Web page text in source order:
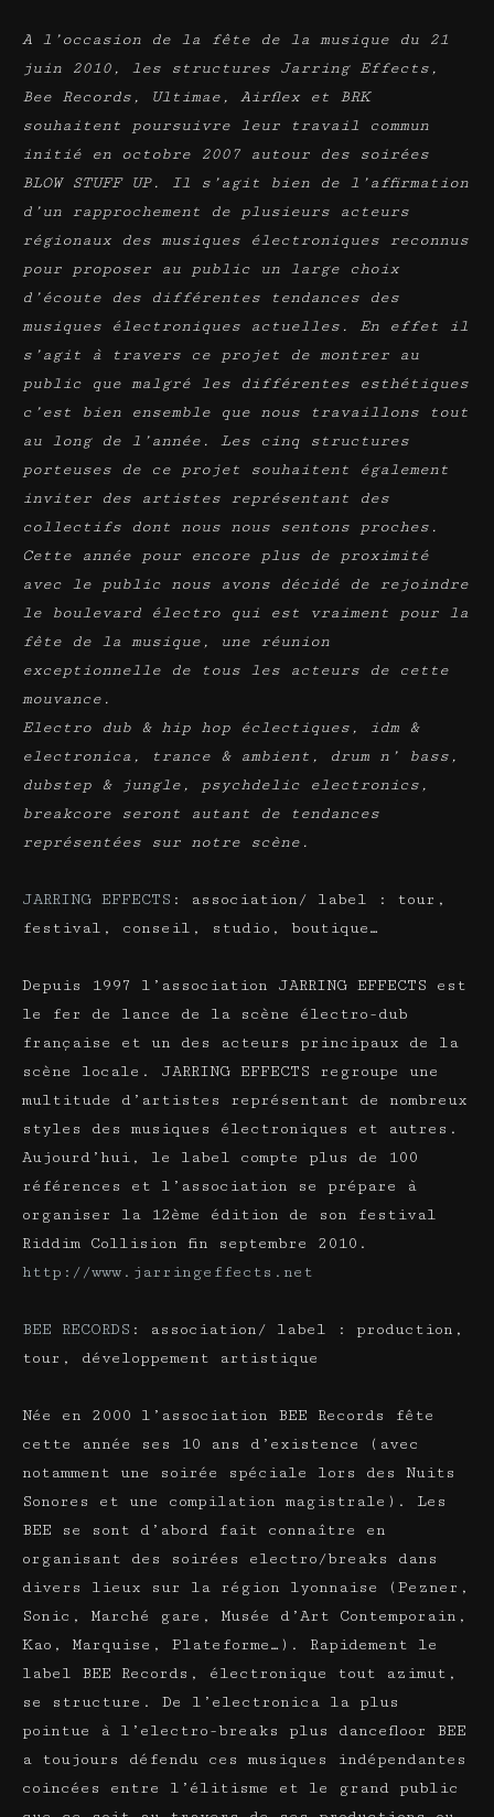
A l’occasion de la fête de la musique du 21
juin 2010, les structures Jarring Effects,
Bee Records, Ultimae, Airflex et BRK
souhaitent poursuivre leur travail commun
initié en octobre 2007 autour des soirées
BLOW STUFF UP. Il s’agit bien de l’affirmation
d’un rapprochement de plusieurs acteurs
régionaux des musiques électroniques reconnus
pour proposer au public un large choix
d’écoute des différentes tendances des
musiques électroniques actuelles. En effet il
s’agit à travers ce projet de montrer au
public que malgré les différentes esthétiques
c’est bien ensemble que nous travaillons tout
au long de l’année. Les cinq structures
porteuses de ce projet souhaitent également
inviter des artistes représentant des
collectifs dont nous nous sentons proches.
Cette année pour encore plus de proximité
avec le public nous avons décidé de rejoindre
le boulevard électro qui est vraiment pour la
fête de la musique, une réunion
exceptionnelle de tous les acteurs de cette
mouvance.
Electro dub & hip hop éclectiques, idm &
electronica, trance & ambient, drum n’ bass,
dubstep & jungle, psychdelic electronics,
breakcore seront autant de tendances
représentées sur notre scène.
JARRING EFFECTS : association/ label : tour,
festival, conseil, studio, boutique…
Depuis 1997 l’association JARRING EFFECTS est
le fer de lance de la scène électro-dub
française et un des acteurs principaux de la
scène locale. JARRING EFFECTS regroupe une
multitude d’artistes représentant de nombreux
styles des musiques électroniques et autres.
Aujourd’hui, le label compte plus de 100
références et l’association se prépare à
organiser la 12ème édition de son festival
Riddim Collision fin septembre 2010.
http://www.jarringeffects.net
BEE RECORDS : association/ label : production,
tour, développement artistique
Née en 2000 l’association BEE Records fête
cette année ses 10 ans d’existence (avec
notamment une soirée spéciale lors des Nuits
Sonores et une compilation magistrale). Les
BEE se sont d’abord fait connaître en
organisant des soirées electro/breaks dans
divers lieux sur la région lyonnaise (Pezner,
Sonic, Marché gare, Musée d’Art Contemporain,
Kao, Marquise, Plateforme…). Rapidement le
label BEE Records, électronique tout azimut,
se structure. De l’electronica la plus
pointue à l’electro-breaks plus dancefloor BEE
a toujours défendu ces musiques indépendantes
coincées entre l’élitisme et le grand public